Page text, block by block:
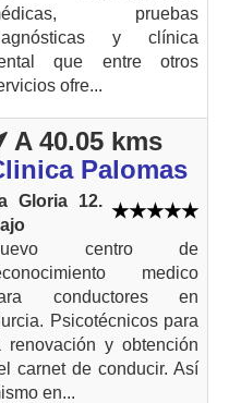
pruebas
y clínica
que entre otros
ofre...
A 40.05 kms
Palomas
Gloria 12.
centro de
medico
conductores en
Psicotécnicos para
renovación y obtención
carnet de conducir. Así
en...